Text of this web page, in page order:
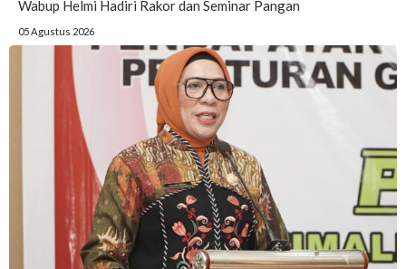
Wabup Helmi Hadiri Rakor dan Seminar Pangan
05 Agustus 2026